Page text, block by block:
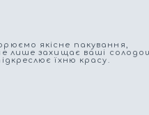
якісне пакування,
лише захищає ваші
їхню красу.